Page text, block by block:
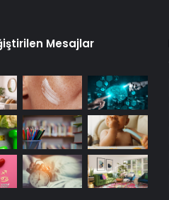
Mesajlar